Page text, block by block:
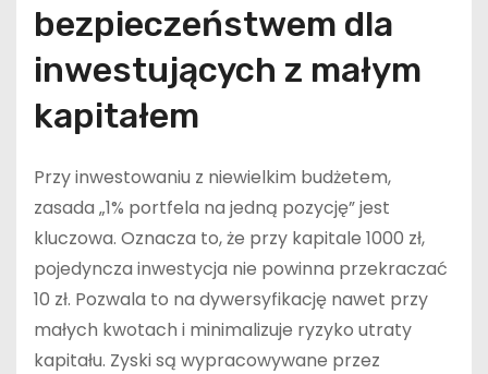
bezpieczeństwem dla
inwestujących z małym
kapitałem
Przy inwestowaniu z niewielkim budżetem,
zasada „1% portfela na jedną pozycję” jest
kluczowa. Oznacza to, że przy kapitale 1000 zł,
pojedyncza inwestycja nie powinna przekraczać
10 zł. Pozwala to na dywersyfikację nawet przy
małych kwotach i minimalizuje ryzyko utraty
kapitału. Zyski są wypracowywane przez